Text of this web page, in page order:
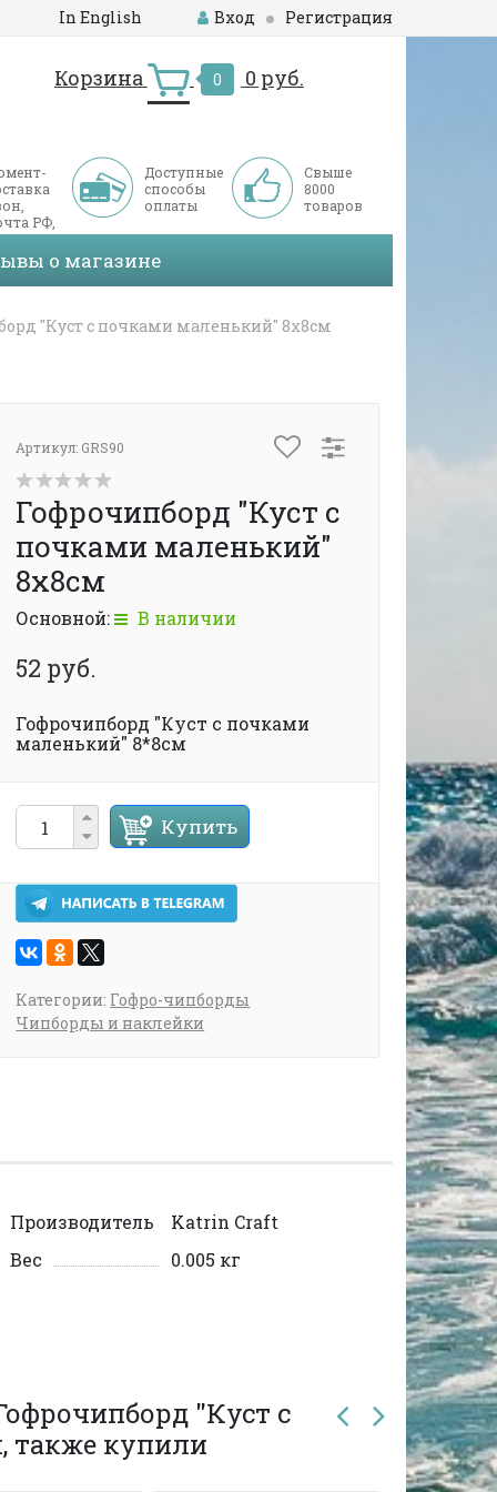
In English Вход Регистрация
Корзина 0 0 руб.
РФ,
Доступные
способы
оплаты
Свыше
8000
товаров
о магазине
"Куст с почками маленький" 8х8см
Артикул: GRS90
Гофрочипборд "Куст с
почками маленький"
8х8см
Основной: В наличии
52 руб.
Гофрочипборд "Куст с почками
маленький" 8*8см
Купить
Категории: Гофро-чипборды
Чипборды и наклейки
Производитель
Katrin Craft
Вес
0.005 кг
"Куст с
также купили